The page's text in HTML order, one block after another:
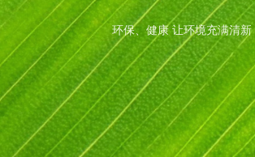
环保、健康 让环境充满清新